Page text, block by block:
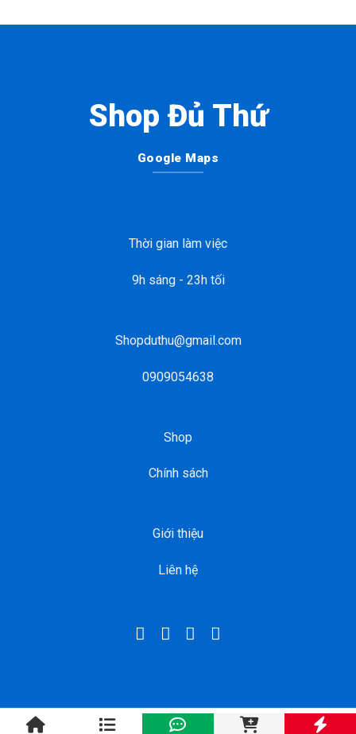
Shop Đủ Thứ
Google Maps
Thời gian làm việc
9h sáng - 23h tối
Shopduthu@gmail.com
0909054638
Shop
Chính sách
Giới thiệu
Liên hệ